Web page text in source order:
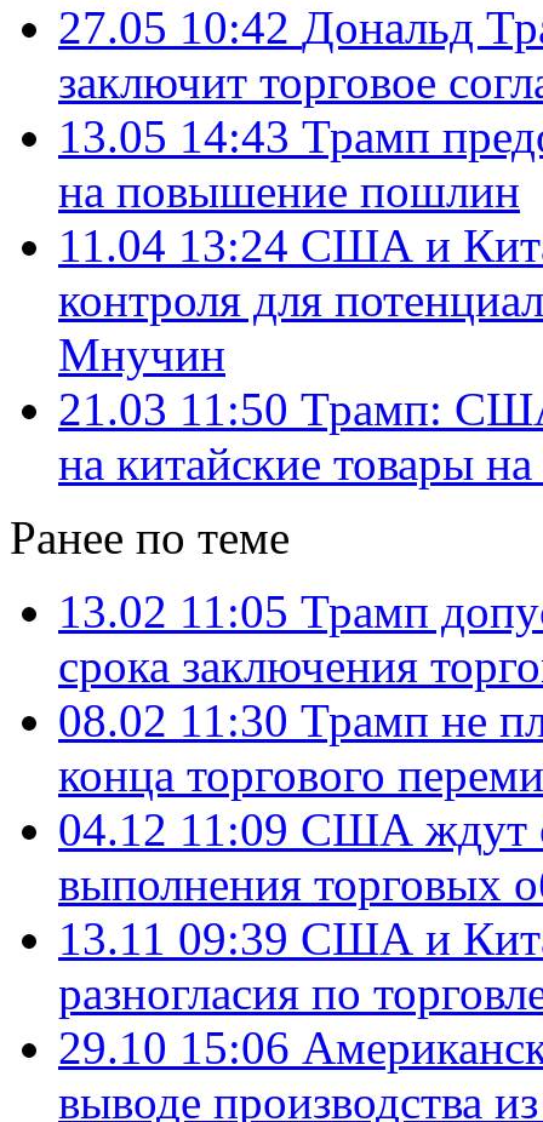
27.05 10:42 Дональд
заключит торговое
13.05 14:43 Трамп
на повышение пошлин
11.04 13:24 США и
контроля для
Мнучин
21.03 11:50 Трамп:
на китайские товары
Ранее по теме
13.02 11:05 Трамп
срока заключения
08.02 11:30 Трамп не
конца торгового
04.12 11:09 США ждут
выполнения торговых
13.11 09:39 США и
разногласия по
29.10 15:06
выводе производства